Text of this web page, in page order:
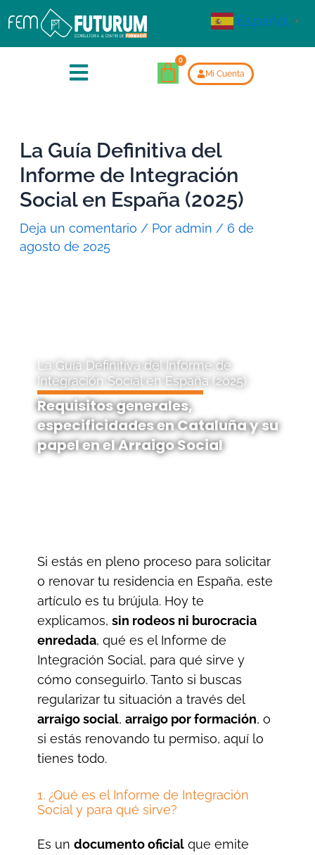
Mi Cuenta
La Guía Definitiva del
Informe de Integración
Social en España (2025)
Deja un comentario / Por admin / 6 de
agosto de 2025
La Guía Definitiva del Informe de
Integración Social en España (2025)
Requisitos generales,
especificidades en Cataluña y su
papel en el Arraigo Social
Si estás en pleno proceso para solicitar
o renovar tu residencia en España, este
artículo es tu brújula. Hoy te
explicamos, sin rodeos ni burocracia
enredada, qué es el Informe de
Integración Social, para qué sirve y
cómo conseguirlo. Tanto si buscas
regularizar tu situación a través del
arraigo social, arraigo por formación, o
si estás renovando tu permiso, aquí lo
tienes todo.
1. ¿Qué es el Informe de Integración
Social y para qué sirve?
Es un documento oficialque emite
Español ▼